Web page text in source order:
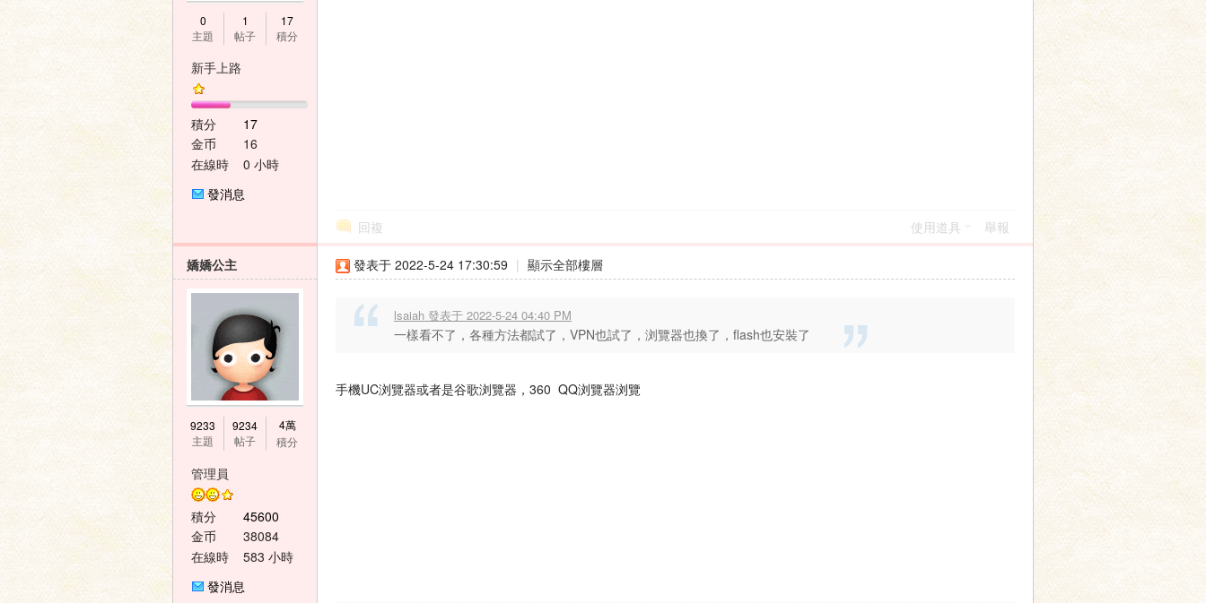
0
主題
1
帖子
17
積分
新手上路
積分
17
金币
16
在線時
0 小時
發消息
回複 使用道具 舉報
嬌嬌公主
9233
主題
9234
帖子
4萬
積分
管理員
積分
45600
金币
38084
在線時
583 小時
發消息
發表于 2022-5-24 17:30:59 | 顯示全部樓層
lsaiah 發表于 2022-5-24 04:40 PM
一樣看不了，各種方法都試了，VPN也試了，浏覽器也換了，flash也安裝了
手機UC浏覽器或者是谷歌浏覽器，360 QQ浏覽器浏覽